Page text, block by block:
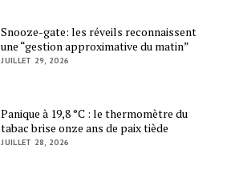
Snooze-gate: les réveils reconnaissent
une “gestion approximative du matin”
JUILLET 29, 2026
Panique à 19,8 °C : le thermomètre du
tabac brise onze ans de paix tiède
JUILLET 28, 2026